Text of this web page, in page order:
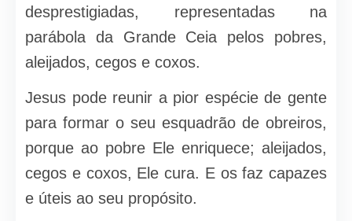
desprestigiadas, representadas na
parábola da Grande Ceia pelos pobres,
aleijados, cegos e coxos.
Jesus pode reunir a pior espécie de gente
para formar o seu esqua­drão de obreiros,
porque ao pobre Ele enriquece; aleijados,
cegos e co­xos, Ele cura. E os faz capazes
e úteis ao seu propósito.